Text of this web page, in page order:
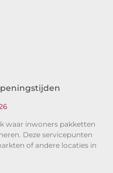
waar inwoners pakketten
Deze servicepunten
of andere locaties in